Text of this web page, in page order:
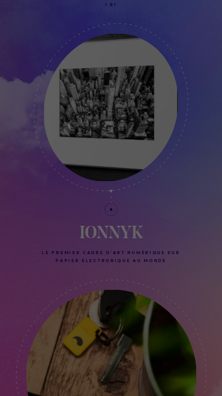
1.61
IONNYK
LE PREMIER CADRE D'ART NUMÉRIQUE SUR
PAPIER ÉLECTRONIQUE AU MONDE